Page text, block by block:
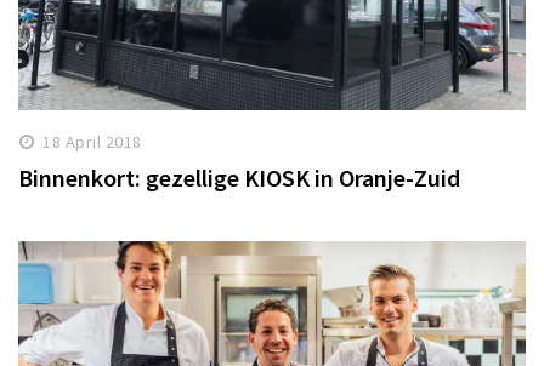
18 April 2018
Binnenkort: gezellige KIOSK in Oranje-Zuid